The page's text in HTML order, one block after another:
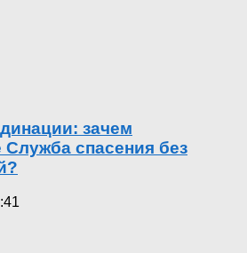
зачем
Служба спасения без